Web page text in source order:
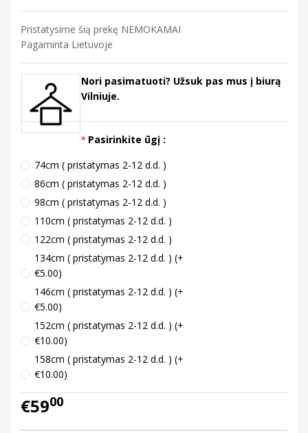
Pristatysime šią prekę NEMOKAMAI
Pagaminta Lietuvoje
Nori pasimatuoti? Užsuk pas mus į biurą
Vilniuje.
Pasirinkite ūgį :
74cm ( pristatymas 2-12 d.d. )
86cm ( pristatymas 2-12 d.d. )
98cm ( pristatymas 2-12 d.d. )
110cm ( pristatymas 2-12 d.d. )
122cm ( pristatymas 2-12 d.d. )
134cm ( pristatymas 2-12 d.d. ) (+
€5.00)
146cm ( pristatymas 2-12 d.d. ) (+
€5.00)
152cm ( pristatymas 2-12 d.d. ) (+
€10.00)
158cm ( pristatymas 2-12 d.d. ) (+
€10.00)
€5900